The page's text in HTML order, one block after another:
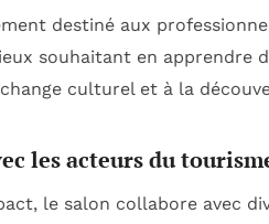
destiné aux
souhaitant en apprendre
culturel et à la
les acteurs du
le salon collabore avec